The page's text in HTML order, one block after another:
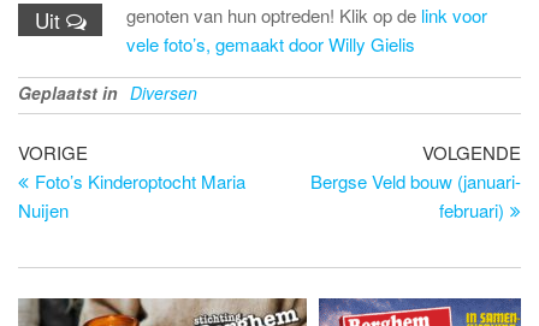
Uit
genoten van hun optreden! Klik op de link voor
vele foto’s, gemaakt door Willy Gielis
Geplaatst in Diversen
Bericht
navigatie
Vorig
bericht
VORIGE
Foto’s Kinderoptocht Maria
Nuijen
VOLGENDE
Bergse Veld bouw (januari-
februari)